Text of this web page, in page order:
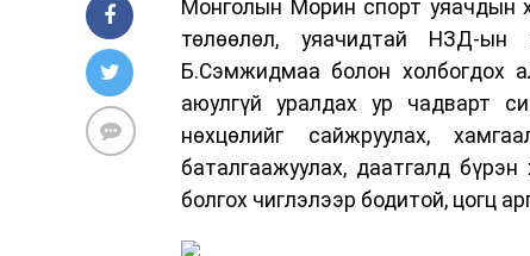
Монголын Морин спорт уяачдын
төлөөлөл, уяачидтай НЗД-ын
Б.Сэмжидмаа болон холбогдох
аюулгүй уралдах ур чадварт
нөхцөлийг сайжруулах,
баталгаажуулах, даатгалд
болгох чиглэлээр бодитой, цогц